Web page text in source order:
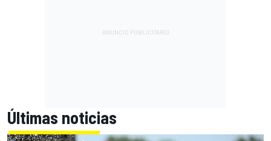
Últimas noticias